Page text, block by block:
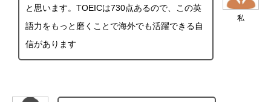
私
と思います。TOEICは730点あるので、この英
語力をもっと磨くことで海外でも活躍できる自
信があります